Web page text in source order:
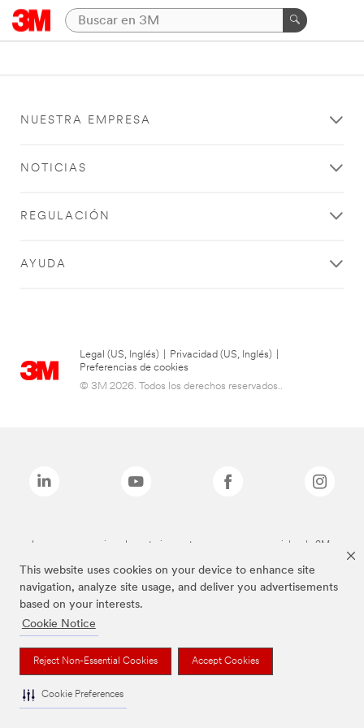
This website uses cookies on your device to enhance site
navigation, analyze site usage, and deliver you advertisements
based on your interests.
Cookie Notice
Reject Non-Essential Cookies Accept Cookies
Cookie Preferences
NUESTRA EMPRESA
NOTICIAS
REGULACIÓN
AYUDA
Legal (US, Inglés) Privacidad (US, Inglés)
Preferencias de cookies
© 3M 2026. Todos los derechos reservados..
Las marcas mencionadas anteriormente son marcas comerciales de 3M.